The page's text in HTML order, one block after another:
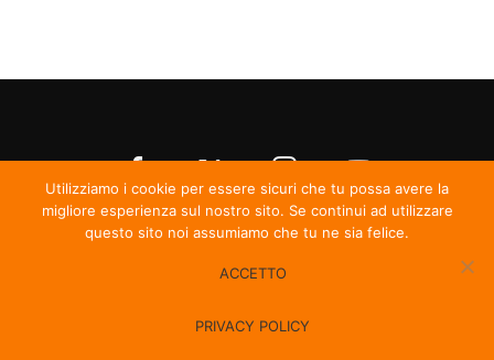
Utilizziamo i cookie per essere sicuri che tu possa avere la
migliore esperienza sul nostro sito. Se continui ad utilizzare
questo sito noi assumiamo che tu ne sia felice.
ACCETTO
PRIVACY POLICY